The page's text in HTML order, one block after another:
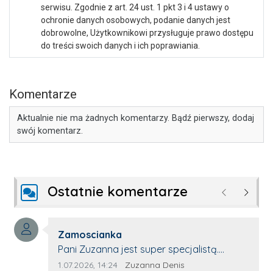
serwisu. Zgodnie z art. 24 ust. 1 pkt 3 i 4 ustawy o
ochronie danych osobowych, podanie danych jest
dobrowolne, Użytkownikowi przysługuje prawo dostępu
do treści swoich danych i ich poprawiania.
Komentarze
Aktualnie nie ma żadnych komentarzy. Bądź pierwszy, dodaj
swój komentarz.
Ostatnie komentarze Poprzednie
Autor komentarza:
Zamoscianka
Treść komentarza:
Pani Zuzanna jest super specjalistą.
Korzystamy z moim pieskiem z jej pomocy
Data dodania komentarza:
1.07.2026, 14:24 Źródło komentarza:
Zuzanna Denis